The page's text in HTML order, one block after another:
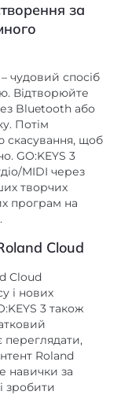
за
чудовий спосіб
Відтворюйте
Bluetooth або
Потім
скасування, щоб
GO:KEYS 3
MIDI через
творчих
програм на
Cloud
Cloud
і нових
3 також
переглядати,
Roland
навички за
зробити